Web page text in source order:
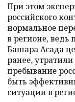
При этом
российского
нормальное
в регионе, ведь
Башара Асада
ранее,
пребывание
быть
ситуации в